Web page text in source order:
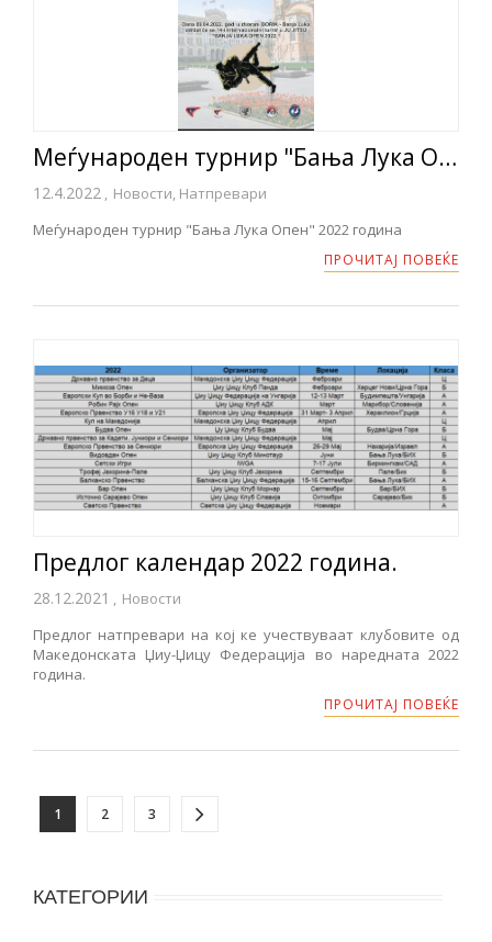
Меѓународен турнир "Бања Лука Опен" 2022 година
12.4.2022 , Новости, Натпревари
Меѓународен турнир "Бања Лука Опен" 2022 година
ПРОЧИТАЈ ПОВЕЌЕ
Предлог календар 2022 година.
28.12.2021 , Новости
Предлог натпревари на кој ке учествуваат клубовите од
Македонската Џиу-Џицу Федерација во наредната 2022
година.
ПРОЧИТАЈ ПОВЕЌЕ
1 2 3
КАТЕГОРИИ